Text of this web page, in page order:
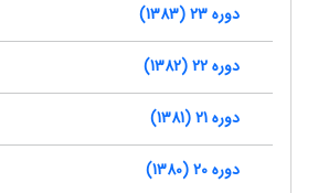
دوره 23 (1383)
دوره 22 (1382)
دوره 21 (1381)
دوره 20 (1380)